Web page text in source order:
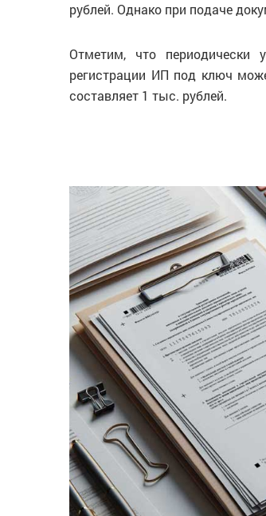
рублей. Однако при подаче
Отметим, что
регистрации ИП под ключ
составляет 1 тыс. рублей.